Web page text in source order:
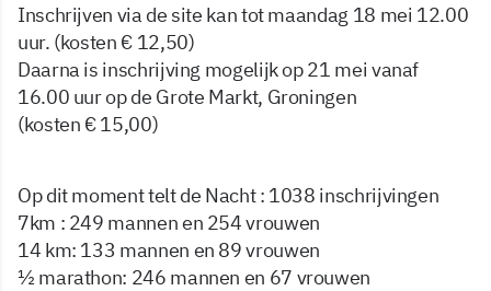
Inschrijven via de site kan tot maandag 18 mei 12.00
uur. (kosten € 12,50)
Daarna is inschrijving mogelijk op 21 mei vanaf
16.00 uur op de Grote Markt, Groningen
(kosten € 15,00)
Op dit moment telt de Nacht : 1038 inschrijvingen
7km : 249 mannen en 254 vrouwen
14 km: 133 mannen en 89 vrouwen
½ marathon: 246 mannen en 67 vrouwen